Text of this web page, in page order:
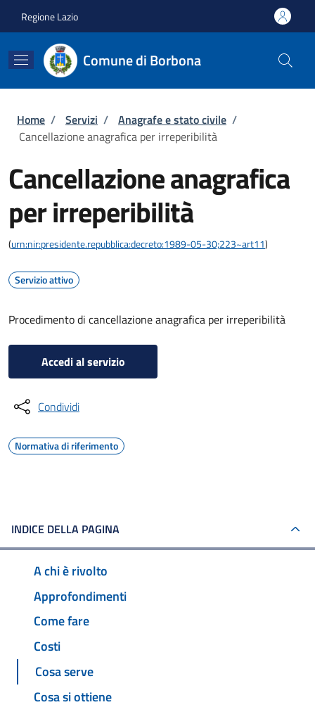
Regione Lazio
Comune di Borbona
Briciole di pane
Home / Servizi / Anagrafe e stato civile /
Cancellazione anagrafica per irreperibilità
Cancellazione anagrafica
per irreperibilità
(urn:nir:presidente.repubblica:decreto:1989-05-30;223~art11)
Servizio attivo
Procedimento di cancellazione anagrafica per irreperibilità
Accedi al servizio
Condividi
Normativa di riferimento
INDICE DELLA PAGINA
A chi è rivolto
Approfondimenti
Come fare
Costi
Cosa serve
Cosa si ottiene